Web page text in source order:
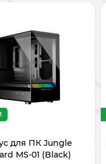
для ПК Jungle
MS-01 (Black)